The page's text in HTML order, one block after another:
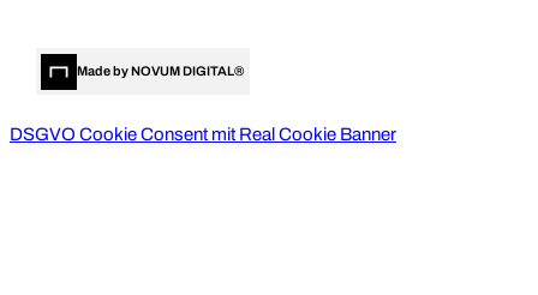
Made by NOVUM DIGITAL®
DSGVO Cookie Consent mit Real Cookie Banner